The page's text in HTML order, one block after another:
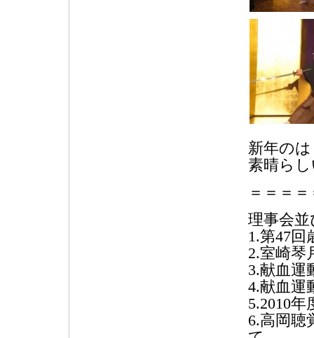
新年の
素晴ら
＝＝＝
理事会
1.第47回
2.室崎琴
3.献血運
4.献血運
5.2010
6.高岡聴